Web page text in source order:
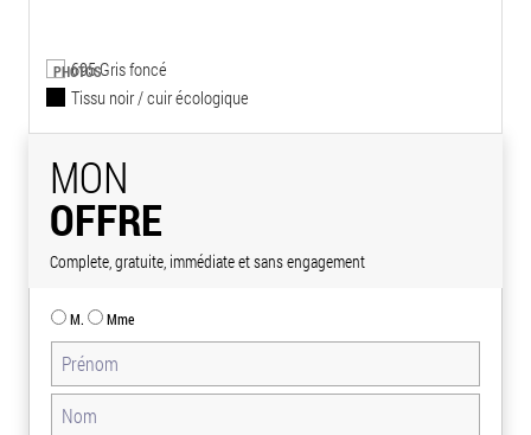
PHOTOS
695 Gris foncé
Tissu noir / cuir écologique
MON
OFFRE
Complete, gratuite, immédiate et sans engagement
M. Mme